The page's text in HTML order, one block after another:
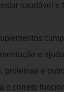
saudável e
e
proteínas e
o correto